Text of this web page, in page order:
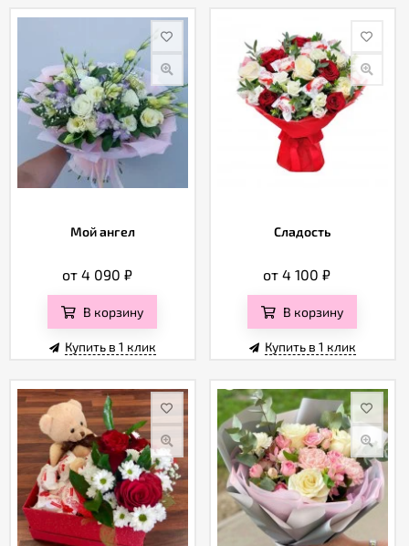
Мой ангел
от 4 090 ₽
В корзину
Купить в 1 клик
Сладость
от 4 100₽
В корзину
Купить в 1 клик